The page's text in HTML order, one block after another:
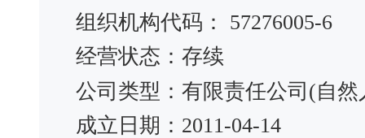
组织机构代码： 57276005-6
经营状态：存续
公司类型：有限责任公司(自
成立日期：2011-04-14